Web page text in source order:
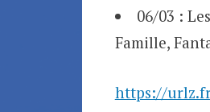
06/03 :
Famille,
https://